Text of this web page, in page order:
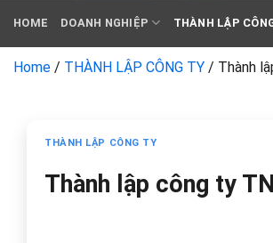
HOME DOANH NGHIỆP THÀNH LẬP
Home / THÀNH LẬP CÔNG TY / Thành
THÀNH LẬP CÔNG TY
Thành lập công ty